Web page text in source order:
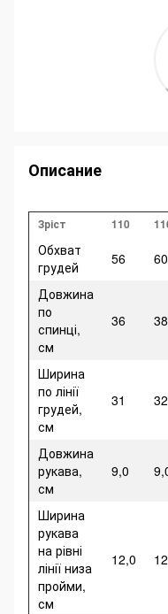
Описание
Зріст 110
Обхват
грудей
56 60
Довжина
по
спинці,
см
36 38
Ширина
по лінії
грудей,
см
31 32
Довжина
рукава,
см
9,0
Ширина
рукава
на рівні
лінії низа
пройми,
см
12,0